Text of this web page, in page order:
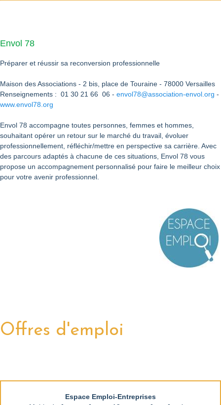
Envol 78
Préparer et réussir sa reconversion professionnelle
Maison des Associations - 2 bis, place de Touraine - 78000 Versailles
Renseignements : 01 30 21 66 06 - envol78@association-envol.org -
www.envol78.org
Envol 78 accompagne toutes personnes, femmes et hommes,
souhaitant opérer un retour sur le marché du travail, évoluer
professionnellement, réfléchir/mettre en perspective sa carrière. Avec
des parcours adaptés à chacune de ces situations, Envol 78 vous
propose un accompagnement personnalisé pour faire le meilleur choix
pour votre avenir professionnel.
Offres d'emploi
Espace Emploi-Entreprises